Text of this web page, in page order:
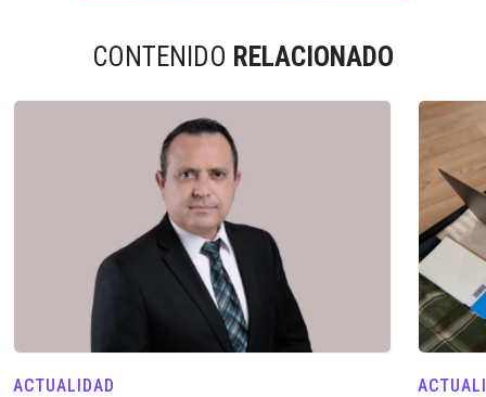
CONTENIDO RELACIONADO
ACTUALIDAD